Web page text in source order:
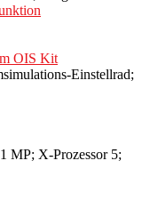
OIS Kit
Einstellrad;
MP; X-Prozessor 5;